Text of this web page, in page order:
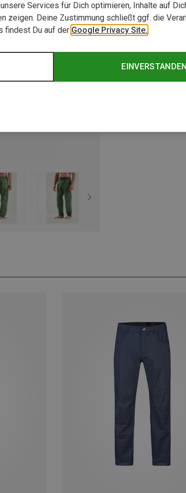
Services für Dich optimieren, Inhalte auf
zeigen. Deine Zustimmung schließt ggf. die
findest Du auf der Google Privacy Site.
EINVERSTANDEN